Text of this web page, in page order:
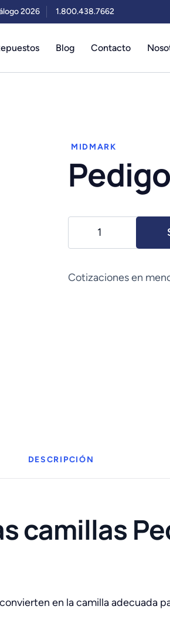
2026 1.800.438.7662
Blog Contacto
MIDMARK
Midmark
550
Cotizaciones en
DESCRIPCIÓN
camillas
en la camilla adecuada